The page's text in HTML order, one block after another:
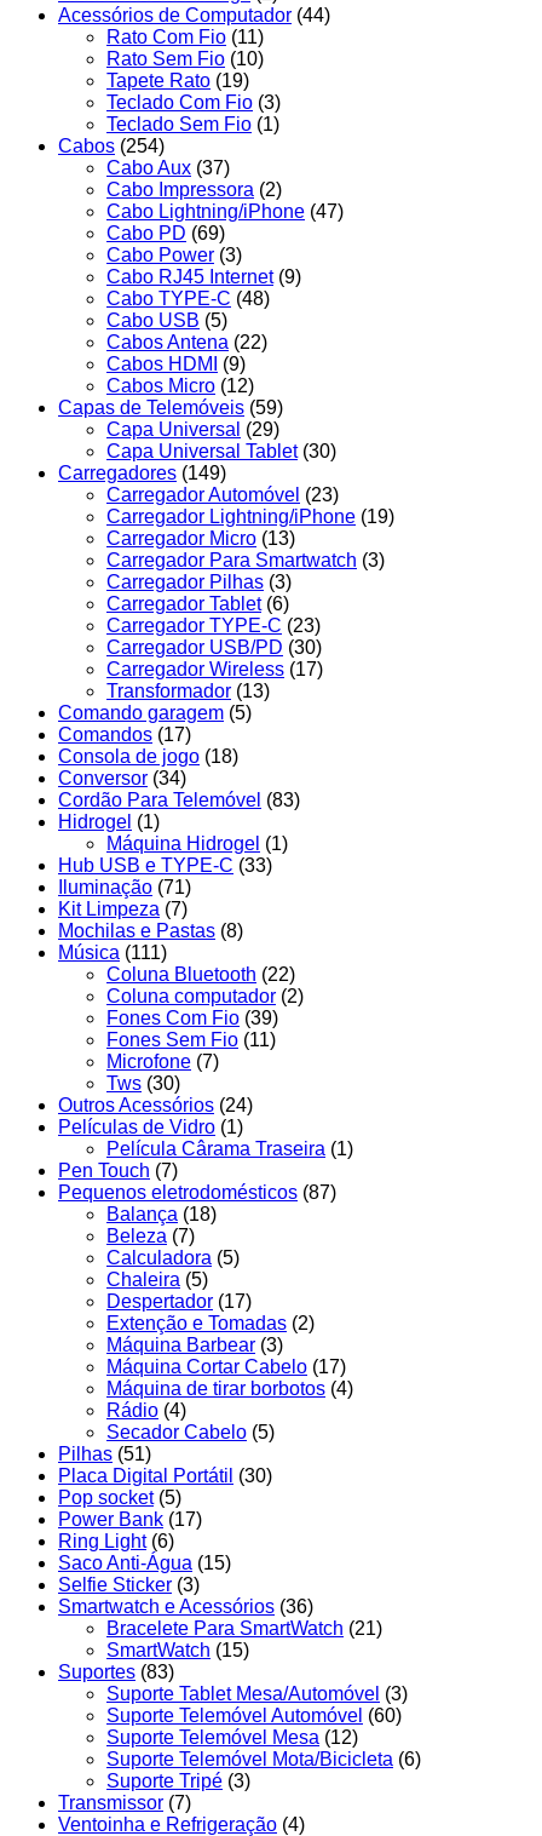
Acessórios de Computador (44)
Rato Com Fio (11)
Rato Sem Fio (10)
Tapete Rato (19)
Teclado Com Fio (3)
Teclado Sem Fio (1)
Cabos (254)
Cabo Aux (37)
Cabo Impressora (2)
Cabo Lightning/iPhone (47)
Cabo PD (69)
Cabo Power (3)
Cabo RJ45 Internet (9)
Cabo TYPE-C (48)
Cabo USB (5)
Cabos Antena (22)
Cabos HDMI
(9)
Cabos Micro (12)
Capas de Telemóveis (59)
Capa Universal (29)
Capa Universal Tablet (30)
Carregadores (149)
Carregador Automóvel (23)
Carregador Lightning/iPhone (19)
Carregador Micro (13)
Carregador Para Smartwatch (3)
Carregador Pilhas (3)
Carregador Tablet (6)
Carregador TYPE-C (23)
Carregador USB/PD (30)
Carregador Wireless (17)
Transformador (13)
Comando garagem (5)
Comandos (17)
Consola de jogo (18)
Conversor (34)
Cordão Para Telemóvel (83)
Hidrogel (1)
Máquina Hidrogel (1)
Hub USB e TYPE-C (33)
Iluminação (71)
Kit Limpeza (7)
Mochilas e Pastas (8)
Música (111)
Coluna Bluetooth (22)
Coluna computador (2)
Fones Com Fio (39)
Fones Sem Fio (11)
Microfone (7)
Tws (30)
Outros Acessórios (24)
Películas de Vidro (1)
Película Cârama Traseira (1)
Pen Touch (7)
Pequenos eletrodomésticos (87)
Balança (18)
Beleza (7)
Calculadora (5)
Chaleira (5)
Despertador (17)
Extenção e Tomadas (2)
Máquina Barbear (3)
Máquina Cortar Cabelo (17)
Máquina de tirar borbotos (4)
Rádio (4)
Secador Cabelo (5)
Pilhas (51)
Placa Digital Portátil (30)
Pop socket (5)
Power Bank (17)
Ring Light (6)
Saco Anti-Água (15)
Selfie Sticker (3)
Smartwatch e Acessórios (36)
Bracelete Para SmartWatch (21)
SmartWatch (15)
Suportes (83)
Suporte Tablet Mesa/Automóvel (3)
Suporte Telemóvel Automóvel (60)
Suporte Telemóvel Mesa (12)
Suporte Telemóvel Mota/Bicicleta (6)
Suporte Tripé (3)
Transmissor (7)
Ventoinha e Refrigeração (4)